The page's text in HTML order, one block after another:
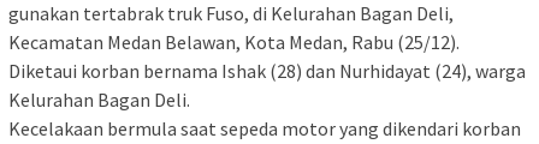
gunakan tertabrak truk Fuso, di Kelurahan Bagan Deli,
Kecamatan Medan Belawan, Kota Medan, Rabu (25/12).
Diketaui korban bernama Ishak (28) dan Nurhidayat (24), warga
Kelurahan Bagan Deli.
Kecelakaan bermula saat sepeda motor yang dikendari korban